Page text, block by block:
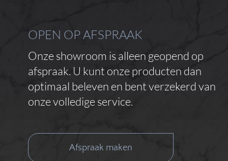
OPEN OP AFSPRAAK
Onze showroom is alleen geopend op
afspraak. U kunt onze producten dan
optimaal beleven en bent verzekerd van
onze volledige service.
Afspraak maken